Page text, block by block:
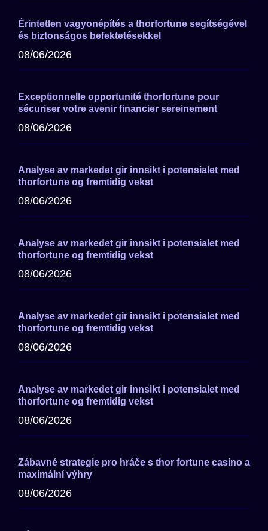
Érintetlen vagyonépítés a thorfortune segítségével
és biztonságos befektetésekkel
08/06/2026
Exceptionnelle opportunité thorfortune pour
sécuriser votre avenir financier sereinement
08/06/2026
Analyse av markedet gir innsikt i potensialet med
thorfortune og fremtidig vekst
08/06/2026
Analyse av markedet gir innsikt i potensialet med
thorfortune og fremtidig vekst
08/06/2026
Analyse av markedet gir innsikt i potensialet med
thorfortune og fremtidig vekst
08/06/2026
Analyse av markedet gir innsikt i potensialet med
thorfortune og fremtidig vekst
08/06/2026
Zábavné strategie pro hráče s thor fortune casino a
maximální výhry
08/06/2026